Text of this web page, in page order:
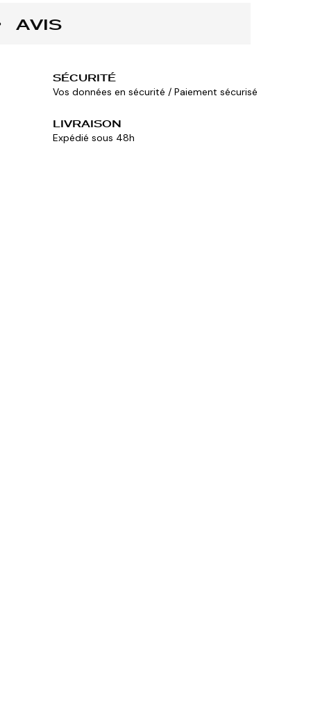
AVIS
SÉCURITÉ
Vos données en sécurité / Paiement sécurisé
LIVRAISON
Expédié sous 48h